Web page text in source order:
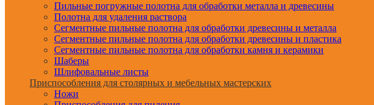
Пильные погружные полотна для обработки металла и древесины
Полотна для удаления раствора
Сегментные пильные полотна для обработки древесины и металла
Сегментные пильные полотна для обработки древесины и пластика
Сегментные пильные полотна для обработки камня и керамики
Шаберы
Шлифовальные листы
Приспособления для столярных и мебельных мастерских
Ножи